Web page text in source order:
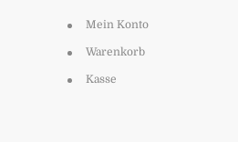
Mein Konto
Warenkorb
Kasse